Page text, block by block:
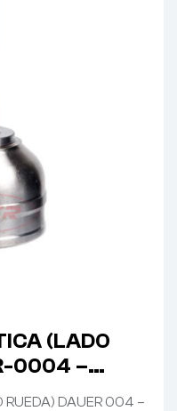
(LADO
0004 –
5) 1971-94
RUEDA) DAUER 004 –